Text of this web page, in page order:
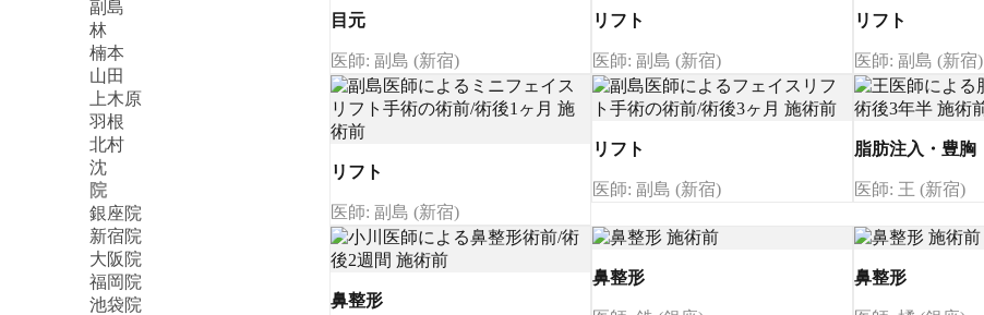
副島
林
楠本
山田
上木原
羽根
北村
沈
院
銀座院
新宿院
大阪院
福岡院
池袋院
目元
医師: 副島 (新宿)
リフト
医師: 副島 (新宿)
リフト
医師: 副島 (新宿)
リフト
医師: 副島 (新宿)
リフト
医師: 副島 (新宿)
脂肪注入・豊胸
医師: 王 (新宿)
鼻整形
鼻整形 鼻整形